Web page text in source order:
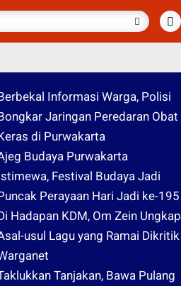
Informasi Warga, Polisi
Jaringan Peredaran Obat
di Purwakarta
Budaya Purwakarta
Festival Budaya Jadi
Perayaan Hari Jadi ke-195
Hadapan KDM, Om Zein Ungkap
usul Lagu yang Ramai Dikritik
Tanjakan, Bawa Pulang